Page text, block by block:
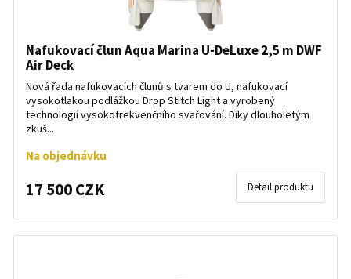
Nafukovací člun Aqua Marina U-DeLuxe 2,5 m DWF
Air Deck
Nová řada nafukovacích člunů s tvarem do U, nafukovací
vysokotlakou podlážkou Drop Stitch Light a vyrobený
technologií vysokofrekvenčního svařování. Díky dlouholetým
zkuš...
Na objednávku
17 500 CZK Detail produktu